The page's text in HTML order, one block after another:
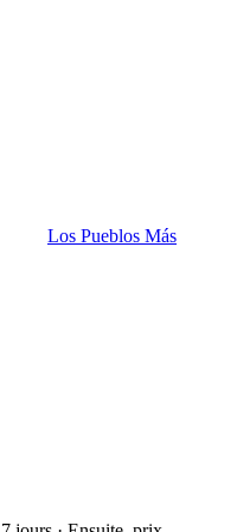
Los Pueblos Más